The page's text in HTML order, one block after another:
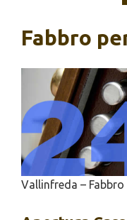
Fabbro
Vallinfreda –